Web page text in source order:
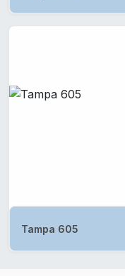
Tampa 605